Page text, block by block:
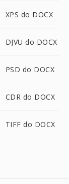
XPS do DOCX
DJVU do DOCX
PSD do DOCX
CDR do DOCX
TIFF do DOCX